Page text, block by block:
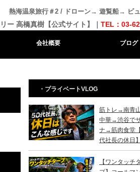
熱海温泉旅行＃2 / ドローン→ 遊覧船→ ビュ
ー 高橋真樹【公式サイト】｜ TEL：03-
会社概要 ブログ
・プライベートVLOG
筋トレ→南青
中華→渋谷で
ナ→筋肉食堂
代社長の休日】
【ワンタッチ